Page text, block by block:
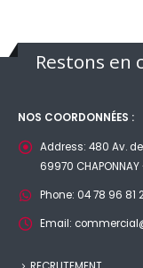
Restons en
NOS COORDONNÉES :
Address: 480 Av.
69970
Phone: 04 78 96 81
Email: